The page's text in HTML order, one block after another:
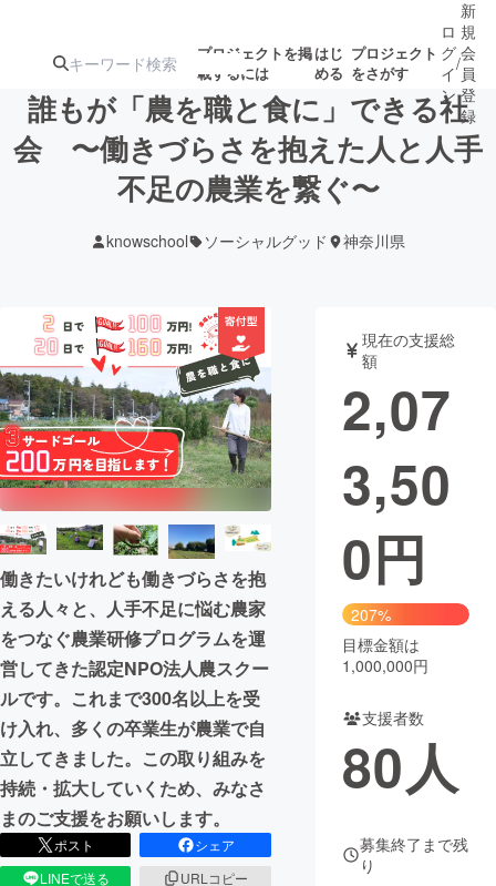
プロジェクトを掲
載するには
はじ
める
プロジェクト
をさがす
注目のリ 注目の新着プロ募集終了が近いプ
ロジェクト
テクノロジー・ガジェット
映像・映画 書籍・雑誌
ビジネス・起業 チャレンジ
まちづくり・地域活性化
CAMPFIRE for Social Good
CAMPFIRE Creation
CAMPFIREふるさと納税machi-ya コミュニティ
ロ
グ
イ
ン
/
新
規
会
員
登
録
誰もが「農を職と食に」できる社
会 〜働きづらさを抱えた人と人手
不足の農業を繋ぐ〜
knowschool ソーシャルグッド 神奈川県
働きたいけれども働きづらさを抱
える人々と、人手不足に悩む農家
をつなぐ農業研修プログラムを運
営してきた認定NPO法人農スクー
ルです。これまで300名以上を受
け入れ、多くの卒業生が農業で自
立してきました。この取り組みを
持続・拡大していくため、みなさ
まのご支援をお願いします。
ポスト
シェア
LINEで送る
URLコピー
現在の支援総
額
2,07
3,50
0円
207%
目標金額は
1,000,000円
支援者数
80人
募集終了まで残
り